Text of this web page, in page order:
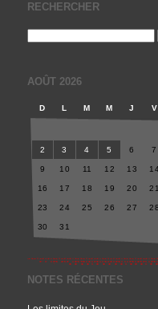
RECHERCHER
AOÛT 2026
D L M M J V
2 3 4 5 6 7
9 10 11 12 13 14
16 17 18 19 20 21
23 24 25 26 27 28
30 31
NOTES RÉCENTES